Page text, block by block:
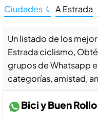
Ciudades ⤹ A Estrada
Un listado de los
Estrada ciclismo,
grupos de Whatsapp
categorías, amistad,
Bici y Buen Rollo